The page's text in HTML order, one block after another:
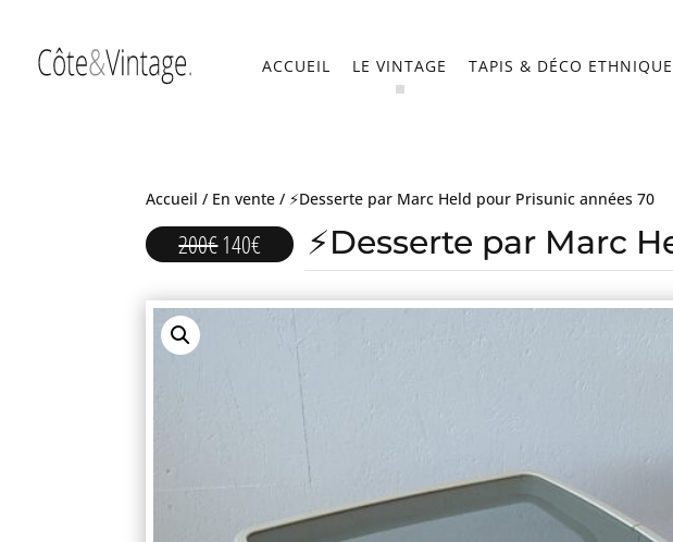
ACCUEIL LE VINTAGE TAPIS & DÉCO ETHNIQUE
Accueil / En vente / ⚡Desserte par Marc Held pour Prisunic années 70
200€Le
prix
initial
était :
140€
prix
actuel
est :
140€.
⚡Desserte par Marc